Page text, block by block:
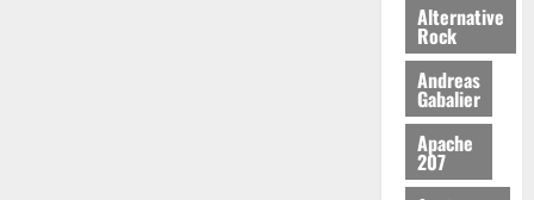
Alternative
Rock
Andreas
Gabalier
Apache
207